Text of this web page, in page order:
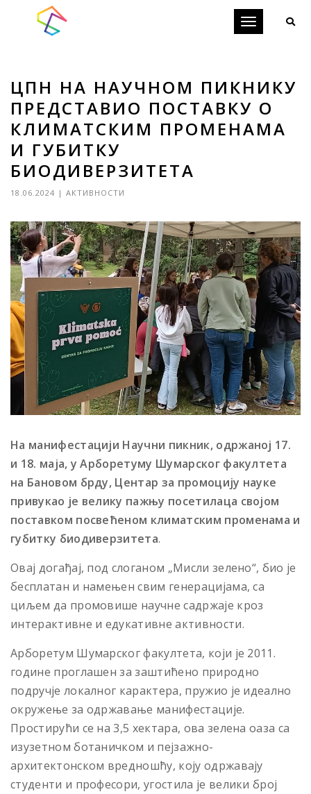
Toggle
ЦПН НА НАУЧНОМ ПИКНИКУ
ПРЕДСТАВИО ПОСТАВКУ О
КЛИМАТСКИМ ПРОМЕНАМА
И ГУБИТКУ
БИОДИВЕРЗИТЕТА
18.06.2024 | АКТИВНОСТИ
На манифестацији Научни пикник, одржаној 17.
и 18. маја, у Арборетуму Шумарског факултета
на Бановом брду, Центар за промоцију науке
привукао је велику пажњу посетилаца својом
поставком посвећеном климатским променама и
губитку биодиверзитета.
Овај догађај, под слоганом „Мисли зелено“, био је
бесплатан и намењен свим генерацијама, са
циљем да промовише научне садржаје кроз
интерактивне и едукативне активности.
Арборетум Шумарског факултета, који је 2011.
године проглашен за заштићено природно
подручје локалног карактера, пружио је идеално
окружење за одржавање манифестације.
Простирући се на 3,5 хектара, ова зелена оаза са
изузетном ботаничком и пејзажно-
архитектонском вредношћу, коју одржавају
студенти и професори, угостила је велики број